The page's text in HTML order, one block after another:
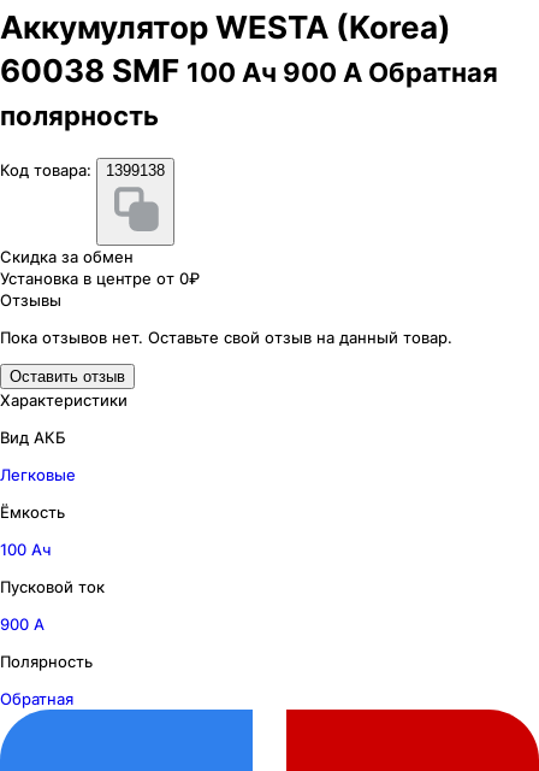
Аккумулятор WESTA (Korea)
60038 SMF 100 Ач 900 А Обратная
полярность
Код товара: 1399138
Скидка за обмен
Установка в центре от 0₽
Отзывы
Пока отзывов нет. Оставьте свой отзыв на данный товар.
Оставить отзыв
Характеристики
Вид АКБ
Легковые
Ёмкость
100 Ач
Пусковой ток
900 А
Полярность
Обратная